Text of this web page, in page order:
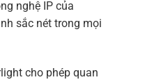
nghệ IP của
sắc nét trong mọi
cho phép quan